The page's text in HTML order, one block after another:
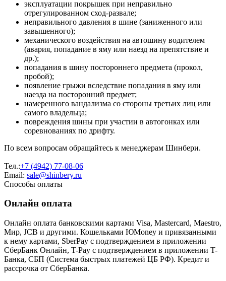
эксплуатации покрышек при неправильно
отрегулированном сход-развале;
неправильного давления в шине (заниженного или
завышенного);
механического воздействия на автошину водителем
(авария, попадание в яму или наезд на препятствие и
др.);
попадания в шину постороннего предмета (прокол,
пробой);
появление грыжи вследствие попадания в яму или
наезда на посторонний предмет;
намеренного вандализма со стороны третьих лиц или
самого владельца;
повреждения шины при участии в автогонках или
соревнованиях по дрифту.
По всем вопросам обращайтесь к менеджерам Шинбери.
Тел.:+7 (4942) 77-08-06
Email: sale@shinbery.ru
Способы оплаты
Онлайн оплата
Онлайн оплата банковскими картами Visa, Mastercard, Maestro,
Мир, JCB и другими. Кошельками ЮMoney и привязанными
к нему картами, SberPay с подтверждением в приложении
СберБанк Онлайн, T-Pay с подтверждением в приложении T-
Банка, СБП (Система быстрых платежей ЦБ РФ). Кредит и
рассрочка от СберБанка.